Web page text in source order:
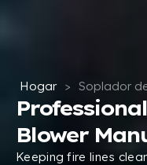
Hogar > Soplador
Blower
Keeping fire lines